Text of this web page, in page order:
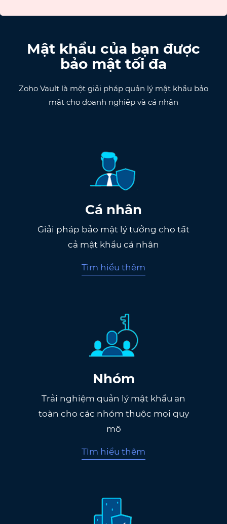
Mật khẩu của bạn được
bảo mật tối đa
Zoho Vault là một giải pháp quản lý mật khẩu bảo
mật cho doanh nghiệp và cá nhân
Cá nhân
Giải pháp bảo mật lý tưởng cho tất
cả mật khẩu cá nhân
Tìm hiểu thêm
Nhóm
Trải nghiệm quản lý mật khẩu an
toàn cho các nhóm thuộc mọi quy
mô
Tìm hiểu thêm